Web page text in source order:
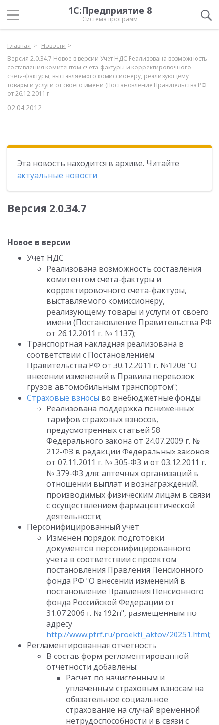
1С:Предприятие 8
Система программ
Главная
Новости
Версия 2.0.34.7 Новое в версии Учет НДС Реализована возможность
составления комитентом счета-фактуры и корректировочного
счета-фактуры, выставляемого комиссионеру, реализующему
товары и услуги от своего имени (Постановление Правительства РФ
от 26.12.2011 г
02.04.2012
Эта новость находится в архиве. Читайте
актуальные новости
Версия 2.0.34.7
Новое в версии
Учет НДС
Реализована возможность составления
комитентом счета-фактуры и
корректировочного счета-фактуры,
выставляемого комиссионеру,
реализующему товары и услуги от своего
имени (Постановление Правительства РФ
от 26.12.2011 г. № 1137);
Транспортная накладная реализована в
соответствии с Постановлением
Правительства РФ от 30.12.2011 г. №1208 "О
внесении изменений в Правила перевозок
грузов автомобильным транспортом";
Страховые взносы во внебюджетные фонды
Реализована поддержка пониженных
тарифов страховых взносов,
предусмотренных статьей 58
Федерального закона от 24.07.2009 г. №
212-ФЗ в редакции Федеральных законов
от 07.11.2011 г. № 305-ФЗ и от 03.12.2011 г.
№ 379-ФЗ для: аптечных организаций в
отношении выплат и вознаграждений,
производимых физическим лицам в связи
с осуществлением фармацевтической
деятельности;
Персонифицированный учет
Изменен порядок подготовки
документов персонифицированного
учета в соответствии с проектом
постановления Правления Пенсионного
фонда РФ "О внесении изменений в
постановление Правления Пенсионного
фонда Российской Федерации от
31.07.2006 г. № 192п", размещенным по
адресу
http://www.pfrf.ru/proekti_aktov/20251.html;
Регламентированная отчетность
В состав форм регламентированной
отчетности добавлены:
Расчет по начисленным и
уплаченным страховым взносам на
обязательное социальное
страхование на случай временной
нетрудоспособности и в связи с